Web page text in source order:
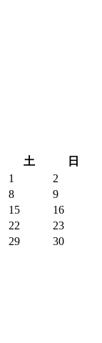
土 日
1
2
8
9
15
16
22
23
29
30